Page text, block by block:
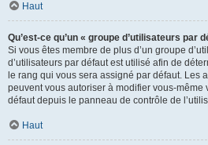
Haut
Qu’est-ce qu’un « groupe d’utilisateurs par
Si vous êtes membre de plus d’un groupe
d’utilisateurs par défaut est utilisé afin de
le rang qui vous sera assigné par défaut. Les
peuvent vous autoriser à modifier vous-même
défaut depuis le panneau de contrôle de
Haut